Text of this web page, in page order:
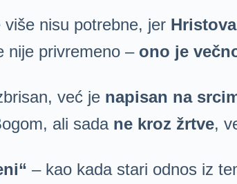
nisu potrebne, jer
nije privremeno – ono je
već je napisan na
ali sada ne kroz žrtve,
– kao kada stari odnos iz